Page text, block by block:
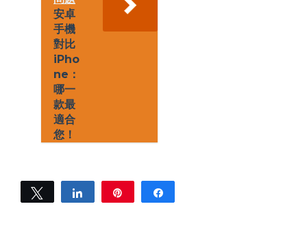
安卓
手機
對比
iPho
ne：
哪一
款最
適合
您！
Tweet Share